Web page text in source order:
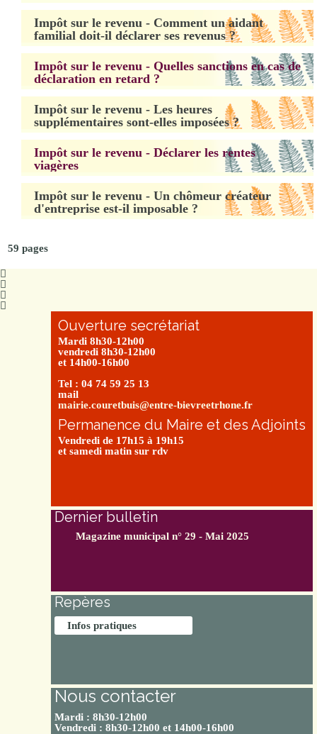
Impôt sur le revenu - Comment un aidant
familial doit-il déclarer ses revenus ?
Impôt sur le revenu - Quelles sanctions en cas de
déclaration en retard ?
Impôt sur le revenu - Les heures
supplémentaires sont-elles imposées ?
Impôt sur le revenu - Déclarer les rentes
viagères
Impôt sur le revenu - Un chômeur créateur
d'entreprise est-il imposable ?
59 pages
Ouverture secrétariat
Mardi 8h30-12h00
vendredi 8h30-12h00
et 14h00-16h00
Tel : 04 74 59 25 13
mail
mairie.couretbuis@entre-bievreetrhone.fr
Permanence du Maire et des Adjoints
Vendredi de 17h15 à 19h15
et samedi matin sur rdv
Dernier bulletin
Magazine municipal n° 29 - Mai 2025
Repères
Infos pratiques
Nous contacter
Mardi : 8h30-12h00
Vendredi : 8h30-12h00 et 14h00-16h00